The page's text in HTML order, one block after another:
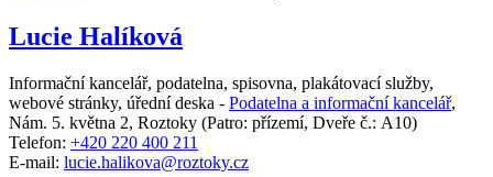
Lucie Halíková
Informační kancelář, podatelna, spisovna, plakátovací služby,
webové stránky, úřední deska - Podatelna a informační kancelář,
Nám. 5. května 2, Roztoky (Patro: přízemí, Dveře č.: A10)
Telefon: +420 220 400 211
E-mail: lucie.halikova@roztoky.cz